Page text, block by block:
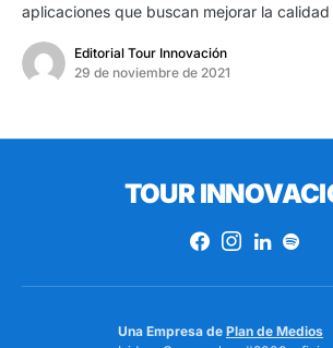
aplicaciones que buscan mejorar la
Editorial Tour Innovación
29 de noviembre de 2021
TOUR
Una Empresa de Plan de Medios